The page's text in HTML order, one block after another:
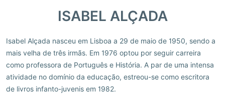
ISABEL ALÇADA
Isabel Alçada nasceu em Lisboa a 29 de maio de 1950, sendo a
mais velha de três irmãs. Em 1976 optou por seguir carreira
como professora de Português e História. A par de uma intensa
atividade no domínio da educação, estreou-se como escritora
de livros infanto-juvenis em 1982.